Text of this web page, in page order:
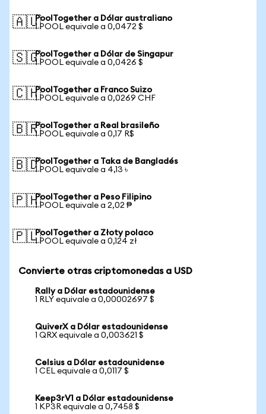
🇦🇺PoolTogether a Dólar australiano
1 POOL equivale a 0,0472 $
🇸🇬PoolTogether a Dólar de Singapur
1 POOL equivale a 0,0426 $
🇨🇭PoolTogether a Franco Suizo
1 POOL equivale a 0,0269 CHF
🇧🇷PoolTogether a Real brasileño
1 POOL equivale a 0,17 R$
🇧🇩PoolTogether a Taka de Bangladés
1 POOL equivale a 4,13 ৳
🇵🇭PoolTogether a Peso Filipino
1 POOL equivale a 2,02 ₱
🇵🇱PoolTogether a Złoty polaco
1 POOL equivale a 0,124 zł
Convierte otras criptomonedas a USD
Rally a Dólar estadounidense
1 RLY equivale a 0,00002697 $
QuiverX a Dólar estadounidense
1 QRX equivale a 0,003621 $
Celsius a Dólar estadounidense
1 CEL equivale a 0,0117 $
Keep3rV1 a Dólar estadounidense
1 KP3R equivale a 0,7458 $